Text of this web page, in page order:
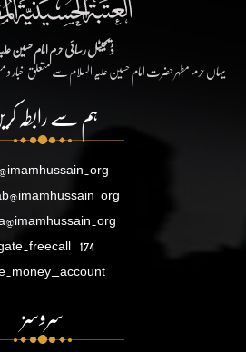
ڈیجیٹل رسائی حرم امام حسین
یہاں حرم مطہر حضرت امام حسین علیہ السلام سے متعلق اخبار
ہم سے رابطہ
174
سروسز